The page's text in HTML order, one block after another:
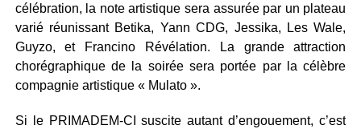
célébration, la note artistique sera assurée par un plateau
varié réunissant Betika, Yann CDG, Jessika, Les Wale,
Guyzo, et Francino Révélation. La grande attraction
chorégraphique de la soirée sera portée par la célèbre
compagnie artistique « Mulato ».
Si le PRIMADEM-CI suscite autant d’engouement, c’est